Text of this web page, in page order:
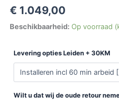
€ 1.049,00
Beschikbaarheid: Op voorraad
Levering opties Leiden + 30KM
Wilt u dat wij de oude retour